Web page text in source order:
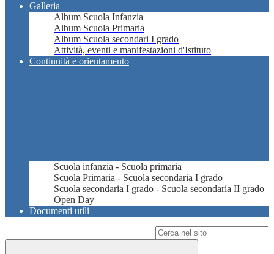
Galleria
Album Scuola Infanzia
Album Scuola Primaria
Album Scuola secondari I grado
Attività, eventi e manifestazioni d'Istituto
Continuità e orientamento
Scuola infanzia - Scuola primaria
Scuola Primaria - Scuola secondaria I grado
Scuola secondaria I grado - Scuola secondaria II grado
Open Day
Documenti utili